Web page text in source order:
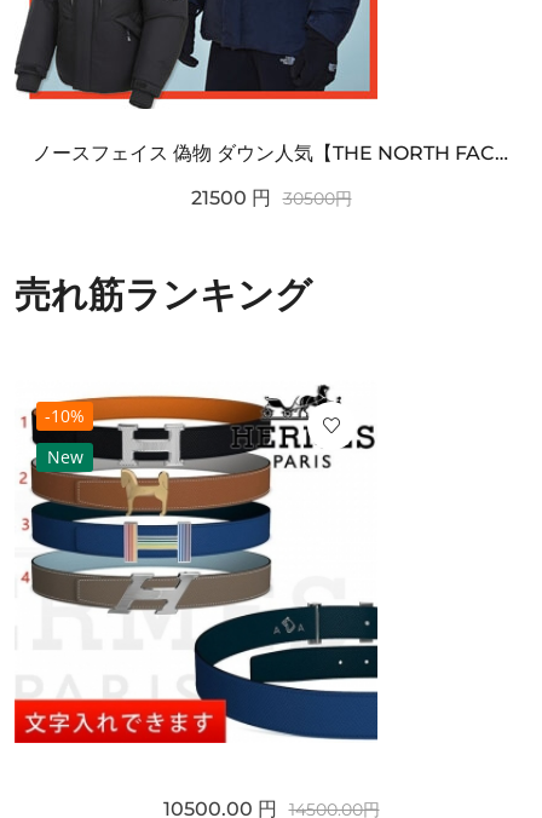
ノースフェイス 偽物 ダウン人気【THE NORTH FACE】M'S 7 SUMMIT HIM...
21500 円 30500円
売れ筋ランキング
-10%
New
10500.00 円 14500.00円